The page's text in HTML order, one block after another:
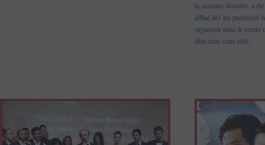
la semaine dernière, a
afflué dès les premières
organisée dans le
film dans cette ville.